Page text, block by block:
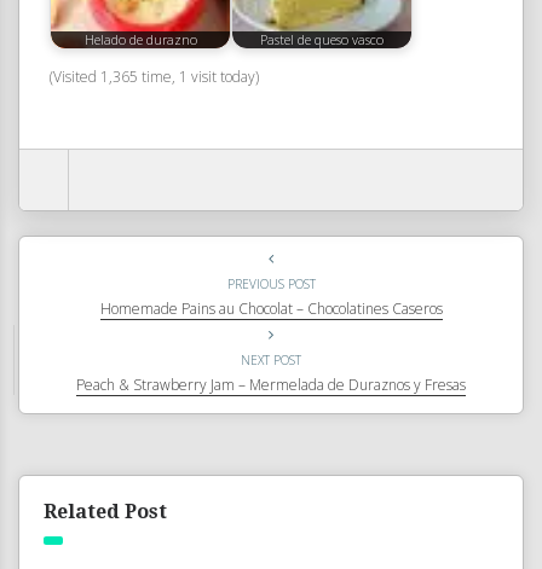
Helado de durazno Pastel de queso vasco
(Visited 1,365 time, 1 visit today)
PREVIOUS POST
Homemade Pains au Chocolat – Chocolatines Caseros
NEXT POST
Peach & Strawberry Jam – Mermelada de Duraznos y Fresas
Related Post